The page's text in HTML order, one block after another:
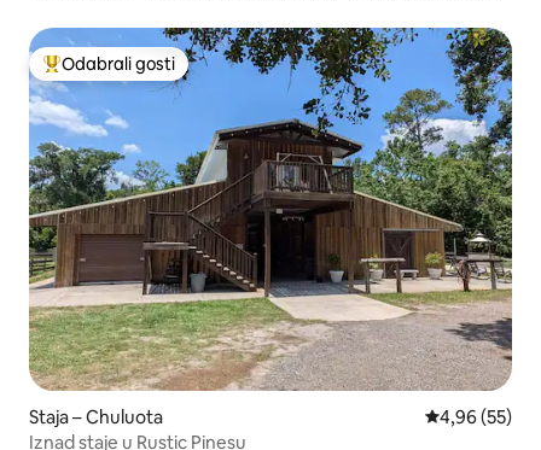
Među najviše rangiranima s oznakom „Odabrali gosti”
Odabrali gosti
Staja – Chuluota Prosječna
4,96 (55)
Iznad staje u Rustic Pinesu